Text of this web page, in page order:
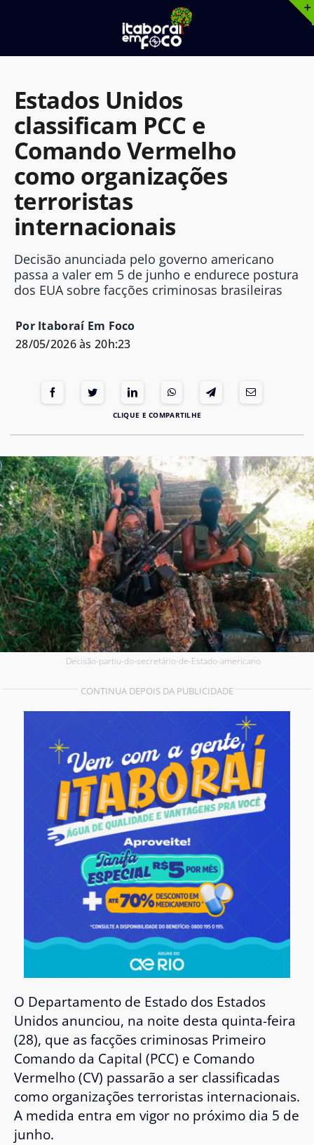
o
Estados Unidos
classificam PCC e
Comando Vermelho
como organizações
terroristas
internacionais
Decisão anunciada pelo governo americano
passa a valer em 5 de junho e endurece postura
dos EUA sobre facções criminosas brasileiras
Por Itaboraí Em Foco
28/05/2026 às 20h:23
Decisão-partiu-do-secretário-de-Estado-americano
CONTINUA DEPOIS DA PUBLICIDADE
O Departamento de Estado dos Estados
Unidos anunciou, na noite desta quinta-feira
(28), que as facções criminosas Primeiro
Comando da Capital (PCC) e Comando
Vermelho (CV) passarão a ser classificadas
como organizações terroristas internacionais.
A medida entra em vigor no próximo dia 5 de
junho.